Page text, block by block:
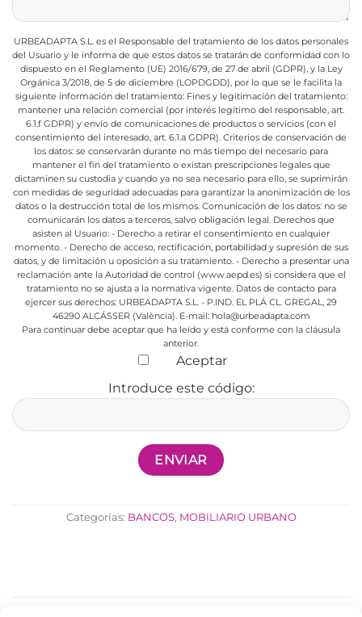
URBEADAPTA S.L. es el Responsable del tratamiento de los datos personales
del Usuario y le informa de que estos datos se tratarán de conformidad con lo
dispuesto en el Reglamento (UE) 2016/679, de 27 de abril (GDPR), y la Ley
Orgánica 3/2018, de 5 de diciembre (LOPDGDD), por lo que se le facilita la
siguiente información del tratamiento:Fines y legitimación del tratamiento:
mantener una relación comercial (por interés legítimo del responsable, art.
6.1.f GDPR) y envío de comunicaciones de productos o servicios (con el
consentimiento del interesado, art. 6.1.a GDPR). Criterios de conservación de
los datos: se conservarán durante no más tiempo del necesario para
mantener el fin del tratamiento o existan prescripciones legales que
dictaminen su custodia y cuando ya no sea necesario para ello, se suprimirán
con medidas de seguridad adecuadas para garantizar la anonimización de los
datos o la destrucción total de los mismos.Comunicación de los datos: no se
comunicarán los datos a terceros, salvo obligación legal. Derechos que
asisten al Usuario: - Derecho a retirar el consentimiento en cualquier
momento.- Derecho de acceso, rectificación, portabilidad y supresión de sus
datos, y de limitación u oposición a su tratamiento.- Derecho a presentar una
reclamación ante la Autoridad de control (www.aepd.es) si considera que el
tratamiento no se ajusta a la normativa vigente.Datos de contacto para
ejercer sus derechos: URBEADAPTA S.L. - P.IND. EL PLÁ CL. GREGAL, 29
46290 ALCÁSSER (València). E-mail: hola@urbeadapta.com
Para continuar debe aceptar que ha leído y está conforme con la cláusula
anterior.
Aceptar
Introduce este código:
Categorías: BANCOS, MOBILIARIO URBANO